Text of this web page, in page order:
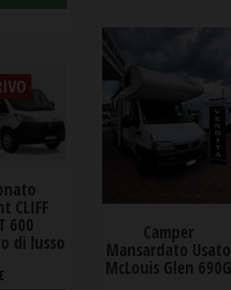
Camper
Mansardato Usato
McLouis Glen 690G
CLIFF
600
di lusso